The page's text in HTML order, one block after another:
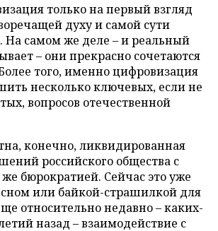
только на первый взгляд
духу и самой сути
На самом же деле – и реальный
– они прекрасно сочетаются
того, именно цифровизация
несколько ключевых, если не
вопросов отечественной
конечно, ликвидированная
российского общества с
бюрократией. Сейчас это уже
или байкой-страшилкой для
относительно недавно – каких-
назад – взаимодействие с